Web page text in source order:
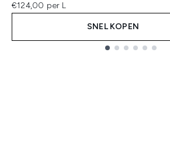
€124,00 per L
SNEL KOPEN